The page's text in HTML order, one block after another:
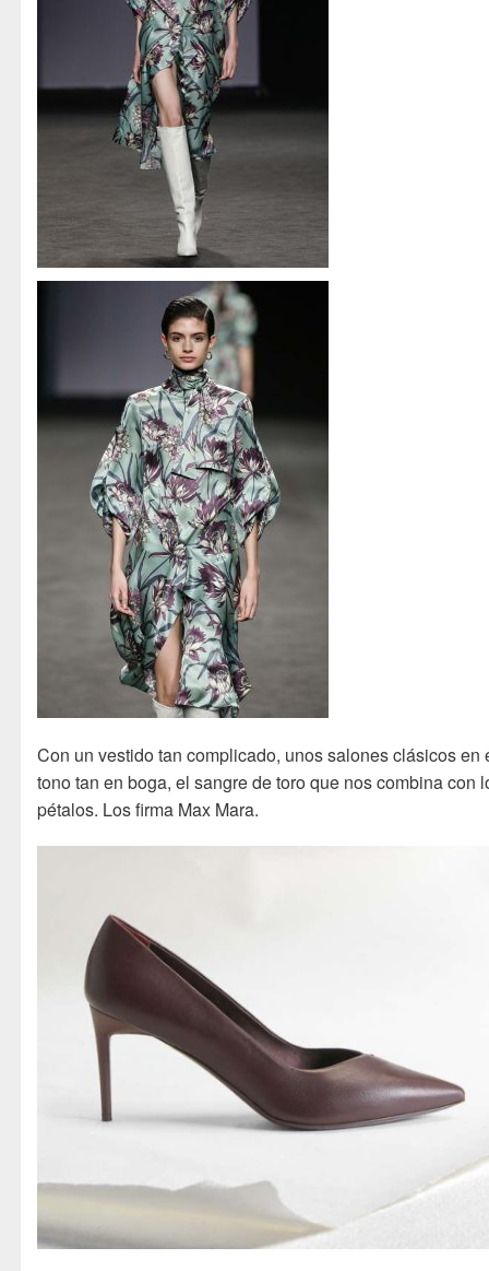
Con un vestido tan complicado, unos salones clásicos en
tono tan en boga, el sangre de toro que nos combina con
pétalos. Los firma Max Mara.